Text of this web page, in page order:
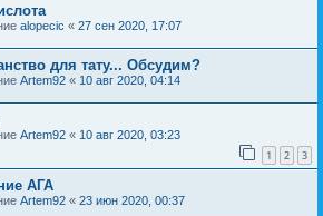
alopecic « 27 сен 2020, 17:07
для тату... Обсудим?
Artem92 « 10 авг 2020, 04:14
Artem92 « 10 авг 2020, 03:23
1 2 3
АГА
Artem92 « 23 июн 2020, 00:37